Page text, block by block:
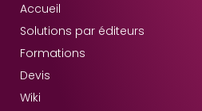
Accueil
Solutions par éditeurs
Formations
Devis
Wiki